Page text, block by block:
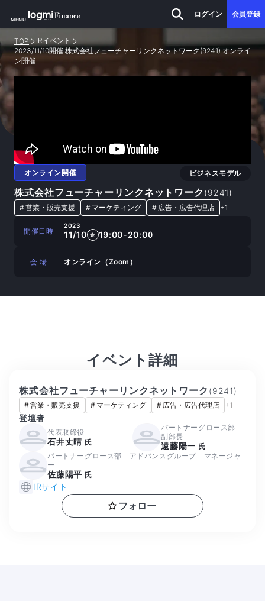
MENU
ログイン 会員登録
TOP
IRイベント
2023/11/10開催 株式会社フューチャーリンクネットワーク(9241) オンライ
ン開催
オンライン開催 ビジネスモデル
株式会社フューチャーリンクネットワーク (9241)
#営業・販売支援 # マーケティング # 広告・広告代理店 +1
開催日時
2023
11/10 金 19:00-20:00
会 場 オンライン（Zoom）
イベント詳細
株式会社フューチャーリンクネットワーク (9241)
#営業・販売支援 # マーケティング # 広告・広告代理店 +1
登壇者
代表取締役
石井丈晴 氏
パートナーグロース部
副部長
遠藤陽一 氏
パートナーグロース部 アドバンスグループ マネージャ
ー
佐藤陽平 氏
IRサイト
フォロー